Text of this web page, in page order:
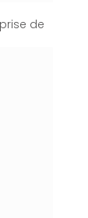
de